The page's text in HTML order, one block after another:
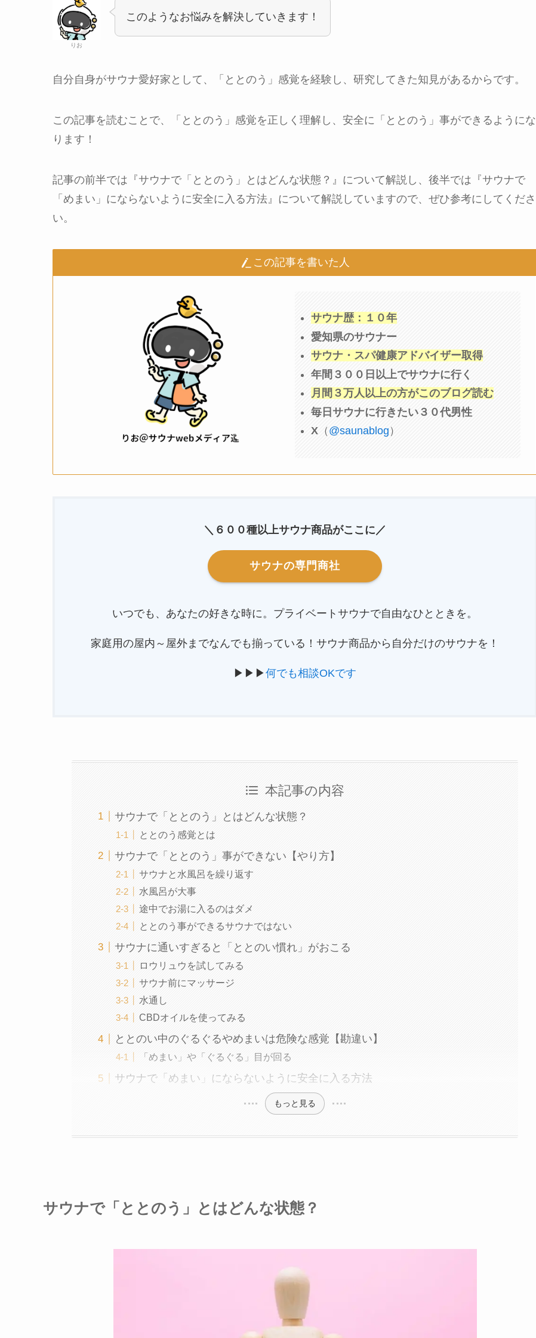
りお
このようなお悩みを解決していきます！
自分自身がサウナ愛好家として、「ととのう」感覚を経験し、研究してきた知見があるからです。
この記事を読むことで、「ととのう」感覚を正しく理解し、安全に「ととのう」事ができるようにな
ります！
記事の前半では『サウナで「ととのう」とはどんな状態？』について解説し、後半では『サウナで
「めまい」にならないように安全に入る方法』について解説していますので、ぜひ参考にしてくださ
い。
この記事を書いた人
サウナ歴：１０年
愛知県のサウナー
サウナ・スパ健康アドバイザー取得
年間３００日以上でサウナに行く
月間３万人以上の方がこのブログ読む
毎日サウナに行きたい３０代男性
X （ @saunablog ）
＼６００種以上サウナ商品がここに／
サウナの専門商社
いつでも、あなたの好きな時に。プライベートサウナで自由なひとときを。
家庭用の屋内～屋外までなんでも揃っている！サウナ商品から自分だけのサウナを！
▶▶▶何でも相談OKです
本記事の内容
サウナで「ととのう」とはどんな状態？
ととのう感覚とは
サウナで「ととのう」事ができない【やり方】
サウナと水風呂を繰り返す
水風呂が大事
途中でお湯に入るのはダメ
ととのう事ができるサウナではない
サウナに通いすぎると「ととのい慣れ」がおこる
ロウリュウを試してみる
サウナ前にマッサージ
水通し
CBDオイルを使ってみる
ととのい中のぐるぐるやめまいは危険な感覚【勘違い】
「めまい」や「ぐるぐる」目が回る
サウナで「めまい」にならないように安全に入る方法
もっと見る
サウナで「ととのう」とはどんな状態？